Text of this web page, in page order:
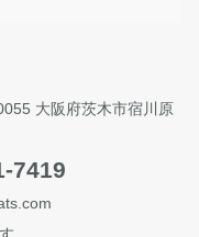
大阪府茨木市宿川原
7419